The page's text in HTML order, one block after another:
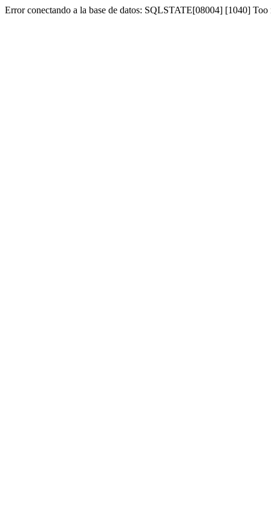
Error conectando a la base de datos: SQLSTATE[08004] [1040] Too